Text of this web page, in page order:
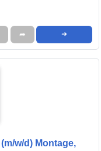
➦ ➜
w/d) Montage,